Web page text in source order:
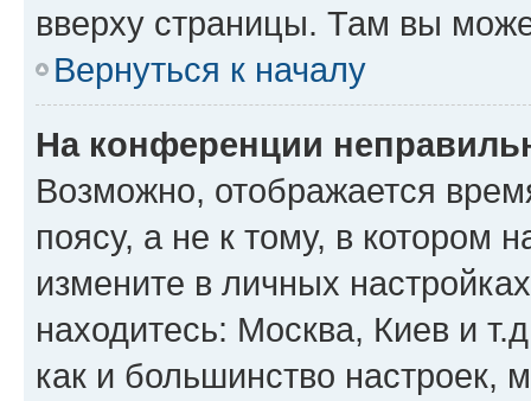
вверху страницы. Там вы
Вернуться к началу
На конференции
Возможно, отображается
поясу, а не к тому, в котором
измените в личных
находитесь: Москва, Киев и
как и большинство настроек,